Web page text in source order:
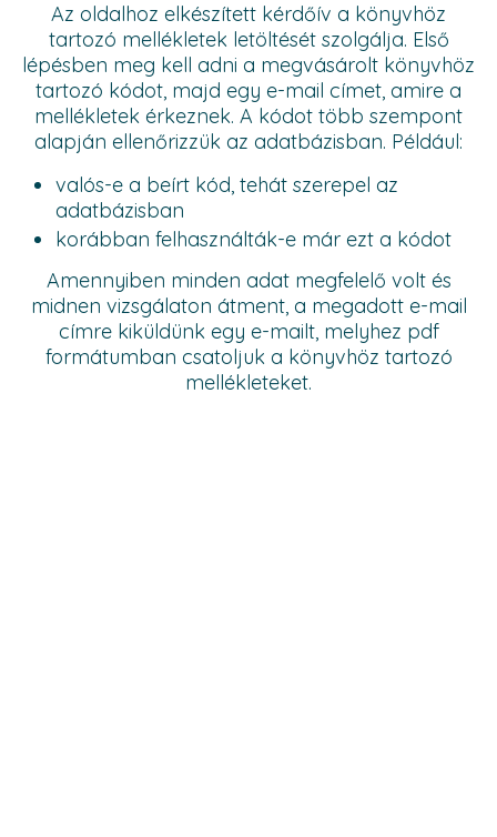
Az oldalhoz elkészített kérdőív a könyvhöz
tartozó mellékletek letöltését szolgálja. Első
lépésben meg kell adni a megvásárolt könyvhöz
tartozó kódot, majd egy e-mail címet, amire a
mellékletek érkeznek. A kódot több szempont
alapján ellenőrizzük az adatbázisban. Például:
valós-e a beírt kód, tehát szerepel az
adatbázisban
korábban felhasználták-e már ezt a kódot
Amennyiben minden adat megfelelő volt és
midnen vizsgálaton átment, a megadott e-mail
címre kiküldünk egy e-mailt, melyhez pdf
formátumban csatoljuk a könyvhöz tartozó
mellékleteket.